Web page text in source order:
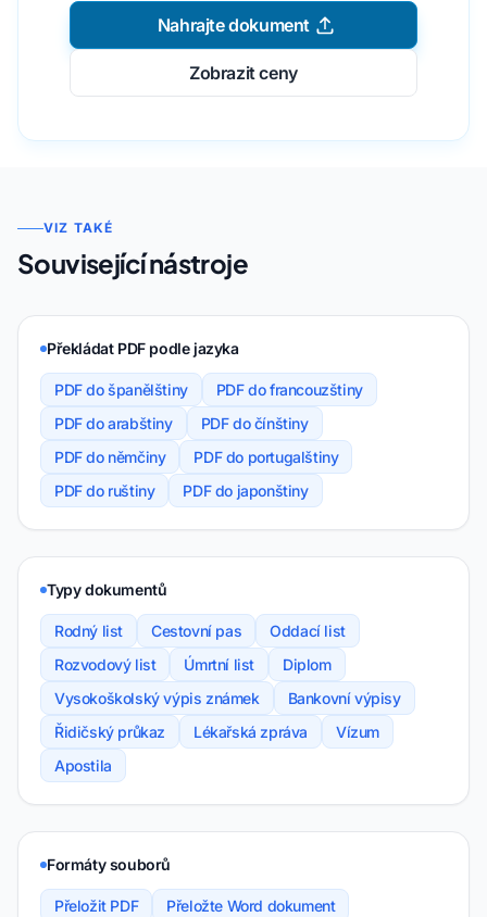
Nahrajte dokument
Zobrazit ceny
VIZ TAKÉ
Související nástroje
Překládat PDF podle jazyka
PDF do španělštiny
PDF do francouzštiny
PDF do arabštiny
PDF do čínštiny
PDF do němčiny
PDF do portugalštiny
PDF do ruštiny
PDF do japonštiny
Typy dokumentů
Rodný list Cestovní pas
Oddací list
Rozvodový list
Úmrtní list
Diplom
Vysokoškolský výpis známek
Bankovní výpisy
Řidičský průkaz
Lékařská zpráva
Vízum
Apostila
Formáty souborů
Přeložit PDF
Přeložte Word dokument